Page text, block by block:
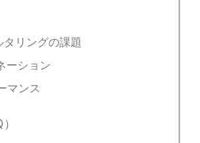
タリングの課題
ーション
マンス